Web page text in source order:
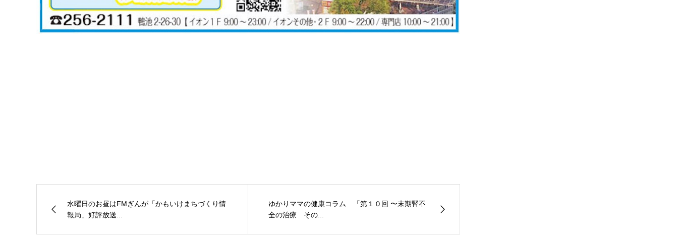
水曜日のお昼はFMぎんが「かもいけまちづくり情
報局」好評放送...
ゆかりママの健康コラム 「第１０回 〜末期腎不
全の治療 その...